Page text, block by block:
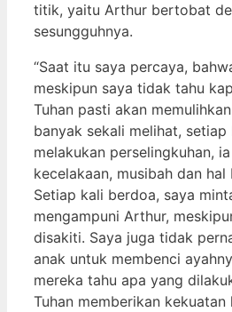
titik, yaitu Arthur bertobat
sesungguhnya.
“Saat itu saya percaya,
meskipun saya tidak tahu
Tuhan pasti akan
banyak sekali melihat,
melakukan perselingkuhan,
kecelakaan, musibah dan hal
Setiap kali berdoa, saya
mengampuni Arthur,
disakiti. Saya juga tidak
anak untuk membenci
mereka tahu apa yang
Tuhan memberikan kekuatan